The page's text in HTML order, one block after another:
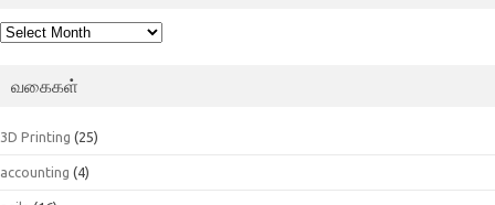
பெட்டகம்
வகைகள்
3D Printing (25)
accounting (4)